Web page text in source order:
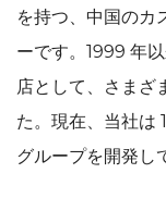
を持つ、 中国のカ
ーです。1999 年
店として、さまざ
た。現在、当社は
グループを開発し